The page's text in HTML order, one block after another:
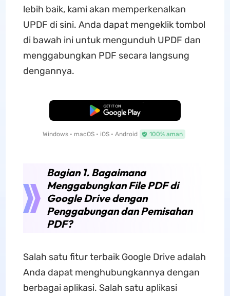
lebih baik, kami akan memperkenalkan
UPDF di sini. Anda dapat mengeklik tombol
di bawah ini untuk mengunduh UPDF dan
menggabungkan PDF secara langsung
dengannya.
Unduh Gratis
Windows • macOS • iOS • Android 100% aman
Bagian 1. Bagaimana
Menggabungkan File PDF di
Google Drive dengan
Penggabungan dan Pemisahan
PDF?
Salah satu fitur terbaik Google Drive adalah
Anda dapat menghubungkannya dengan
berbagai aplikasi. Salah satu aplikasi